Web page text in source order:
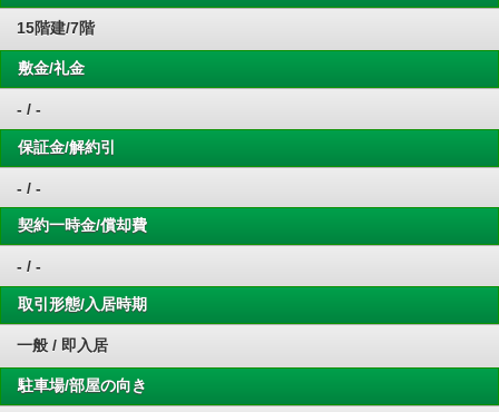
15階建/7階
敷金/礼金
- / -
保証金/解約引
- / -
契約一時金/償却費
- / -
取引形態/入居時期
一般 / 即入居
駐車場/部屋の向き